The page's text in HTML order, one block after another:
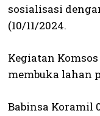
sosialisasi
(10/11/2024.
Kegiatan
membuka lahan
Babinsa Koramil